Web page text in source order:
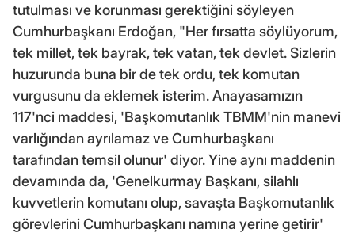
tutulması ve korunması gerektiğini söyleyen
Cumhurbaşkanı Erdoğan, "Her fırsatta söylüyorum,
tek millet, tek bayrak, tek vatan, tek devlet. Sizlerin
huzurunda buna bir de tek ordu, tek komutan
vurgusunu da eklemek isterim. Anayasamızın
117'nci maddesi, 'Başkomutanlık TBMM'nin manevi
varlığından ayrılamaz ve Cumhurbaşkanı
tarafından temsil olunur' diyor. Yine aynı maddenin
devamında da, 'Genelkurmay Başkanı, silahlı
kuvvetlerin komutanı olup, savaşta Başkomutanlık
görevlerini Cumhurbaşkanı namına yerine getirir'